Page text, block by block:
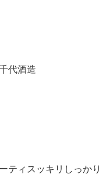
代酒造
ティ スッキリ しっかり